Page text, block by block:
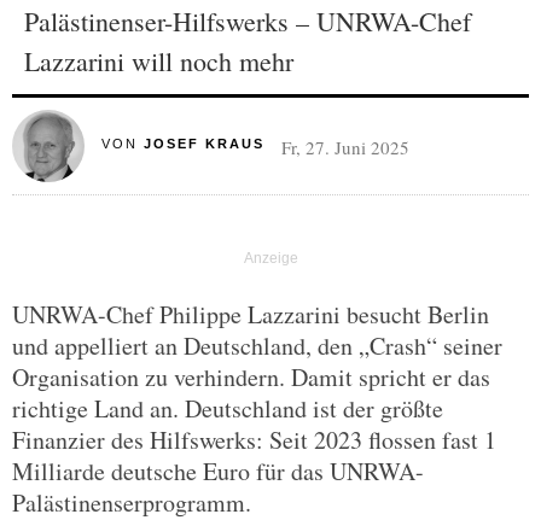
Palästinenser-Hilfswerks – UNRWA-Chef
Lazzarini will noch mehr
VON JOSEF KRAUS Fr, 27. Juni 2025
UNRWA-Chef Philippe Lazzarini besucht Berlin
und appelliert an Deutschland, den „Crash“ seiner
Organisation zu verhindern. Damit spricht er das
richtige Land an. Deutschland ist der größte
Finanzier des Hilfswerks: Seit 2023 flossen fast 1
Milliarde deutsche Euro für das UNRWA-
Palästinenserprogramm.